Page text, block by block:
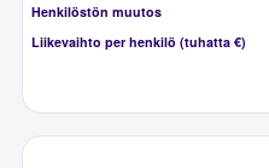
Henkilöstön muutos
Liikevaihto per henkilö (tuhatta €)